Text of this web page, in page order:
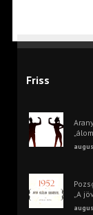
Friss
„A